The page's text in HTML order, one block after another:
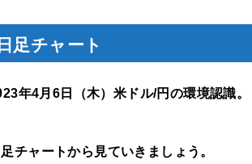
日足チャート
年4月6 日（木） 米ドル/円の環境認識。
足チャートから見ていきましょう。